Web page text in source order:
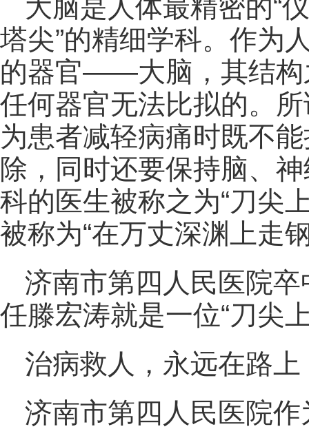
大脑是人体最精密的“
塔尖”的精细学科。作为
的器官——大脑，其结构
任何器官无法比拟的。
为患者减轻病痛时既不
除，同时还要保持脑、
科的医生被称之为“刀尖
被称为“在万丈深渊上走
济南市第四人民医院
任滕宏涛就是一位“刀尖
治病救人，永远在路上
济南市第四人民医院